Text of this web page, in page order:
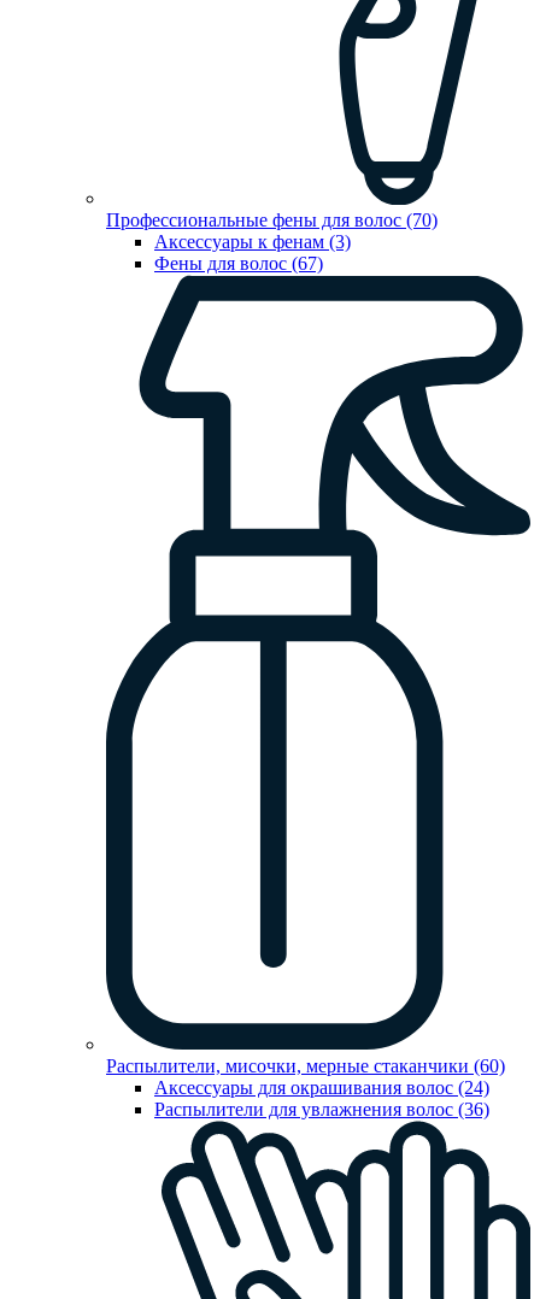
Профессиональные фены для волос (70)
Аксессуары к фенам (3)
Фены для волос (67)
Распылители, мисочки, мерные стаканчики (60)
Аксессуары для окрашивания волос (24)
Распылители для увлажнения волос (36)